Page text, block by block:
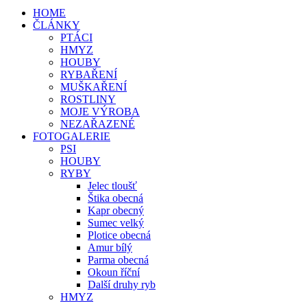
HOME
ČLÁNKY
PTÁCI
HMYZ
HOUBY
RYBAŘENÍ
MUŠKAŘENÍ
ROSTLINY
MOJE VÝROBA
NEZAŘAZENÉ
FOTOGALERIE
PSI
HOUBY
RYBY
Jelec tloušť
Štika obecná
Kapr obecný
Sumec velký
Plotice obecná
Amur bílý
Parma obecná
Okoun říční
Další druhy ryb
HMYZ